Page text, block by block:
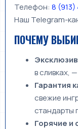
Телефон: 8
Наш Telegram-
ПОЧЕМУ
в сливках,
Гарантия
свежие
стандарты
Горячие и